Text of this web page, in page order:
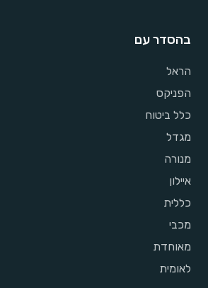
בהסדר עם
הראל
הפניקס
כלל ביטוח
מגדל
מנורה
איילון
כללית
מכבי
מאוחדת
לאומית